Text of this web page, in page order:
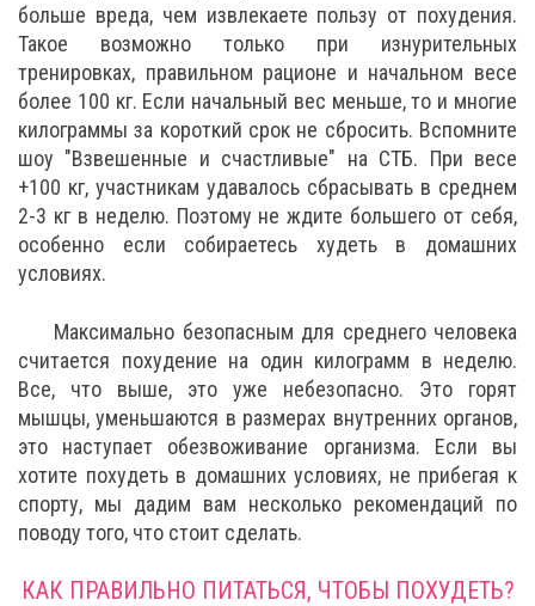
больше вреда, чем извлекаете пользу от похудения.
Такое возможно только при изнурительных
тренировках, правильном рационе и начальном весе
более 100 кг. Если начальный вес меньше, то и многие
килограммы за короткий срок не сбросить. Вспомните
шоу "Взвешенные и счастливые" на СТБ. При весе
+100 кг, участникам удавалось сбрасывать в среднем
2-3 кг в неделю. Поэтому не ждите большего от себя,
особенно если собираетесь худеть в домашних
условиях.
Максимально безопасным для среднего человека
считается похудение на один килограмм в неделю.
Все, что выше, это уже небезопасно. Это горят
мышцы, уменьшаются в размерах внутренних органов,
это наступает обезвоживание организма. Если вы
хотите похудеть в домашних условиях, не прибегая к
спорту, мы дадим вам несколько рекомендаций по
поводу того, что стоит сделать.
КАК ПРАВИЛЬНО ПИТАТЬСЯ, ЧТОБЫ ПОХУДЕТЬ?